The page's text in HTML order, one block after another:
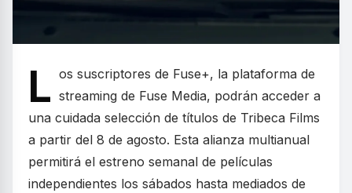
L os suscriptores de Fuse+, la plataforma de
streaming de Fuse Media, podrán acceder a
una cuidada selección de títulos de Tribeca Films
a partir del 8 de agosto. Esta alianza multianual
permitirá el estreno semanal de películas
independientes los sábados hasta mediados de